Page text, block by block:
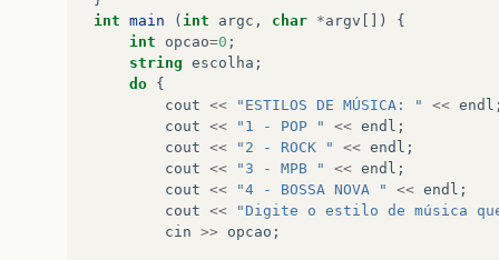
int main ( int argc , char *argv [])
{
int
opcao=0 ;
string escolha ;
do {
cout << "ESTILOS DE MÚSICA: " << endl
cout << "1 - POP " << endl ;
cout << "2 - ROCK " << endl ;
cout << "3 - MPB " << endl ;
cout << "4 - BOSSA NOVA " << endl ;
cout <<
"Digite o estilo de música
cin >> opcao ;